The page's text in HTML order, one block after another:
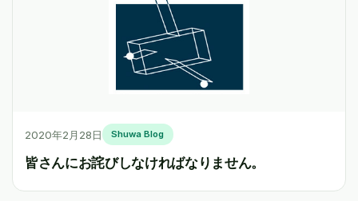
2020年2月28日 Shuwa Blog
皆さんにお詫びしなければなりません。